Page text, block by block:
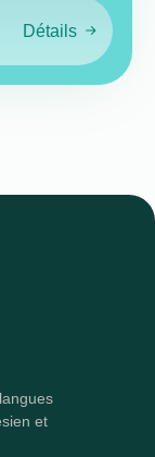
Détails
et